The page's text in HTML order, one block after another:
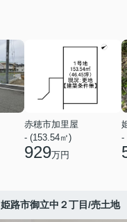
赤穂市加里屋
- (153.54㎡)
929万円
-
姫路市御立中２丁目/売土地